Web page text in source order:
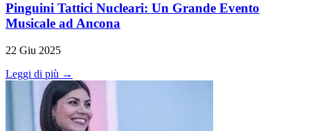
Pinguini Tattici Nucleari: Un Grande Evento
Musicale ad Ancona
22 Giu 2025
Leggi di più →